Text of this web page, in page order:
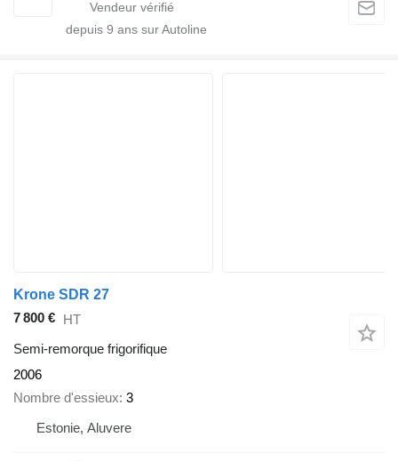
depuis 9 ans sur Autoline
Krone SDR 27
7 800 € HT
Semi-remorque frigorifique
2006
Nombre d'essieux 3
Estonie, Aluvere